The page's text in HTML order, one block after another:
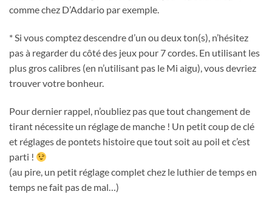
comme chez D’Addario par exemple.
* Si vous comptez descendre d’un ou deux ton(s), n’hésitez
pas à regarder du côté des jeux pour 7 cordes. En utilisant les
plus gros calibres (en n’utilisant pas le Mi aigu), vous devriez
trouver votre bonheur.
Pour dernier rappel, n’oubliez pas que tout changement de
tirant nécessite un réglage de manche ! Un petit coup de clé
et réglages de pontets histoire que tout soit au poil et c’est
parti !
(au pire, un petit réglage complet chez le luthier de temps en
temps ne fait pas de mal…)